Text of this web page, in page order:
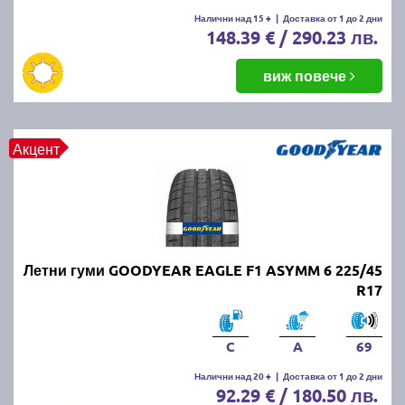
Летните гуми се считат за износени, когато
дълбочината на протектора падне под 1.6 мм.
Въпреки това, за по-добро сцепление и
безопасност се препоръчва смяната им при
дълбочина под 3 мм.
ПРОЧЕТИ ОЩЕ:Има ли закон за зимни гуми в
България?
Можем ли да шофираме със
зимни гуми през лятото?
Въпреки че е законно, не се препоръчва, защото
зимните гуми са направени от по-мека смес, която
се износва по-бързо при високи температури.
Освен това, те имат по-дълъг спирачен път и по-
слабо сцепление на суха и мокра настилка през
Налични над 15 + | Доставка от 1 до 2 дни
148.39 € / 290.23 лв.
виж повече
Акцент
Летни гуми GOODYEAR EAGLE F1 ASYMM 6 225/45
R17
C A 69
Налични над 20 + | Доставка от 1 до 2 дни
92.29 € / 180.50 лв.